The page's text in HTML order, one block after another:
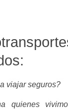
viajar seguros?
quienes